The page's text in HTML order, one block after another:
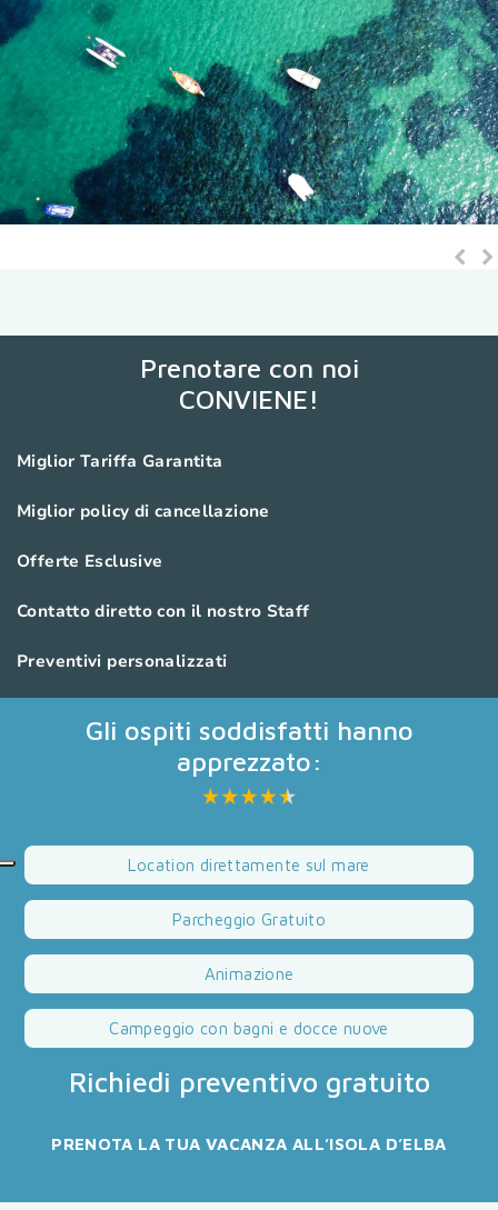
Prenotare con noi
CONVIENE!
Miglior Tariffa Garantita
Miglior policy di cancellazione
Offerte Esclusive
Contatto diretto con il nostro Staff
Preventivi personalizzati
Gli ospiti soddisfatti hanno
apprezzato:
Location direttamente sul mare
Parcheggio Gratuito
Animazione
Campeggio con bagni e docce nuove
Richiedi preventivo gratuito
PRENOTA LA TUA VACANZA ALL’ISOLA D’ELBA